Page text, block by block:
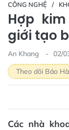
CÔNG NGHỆ
Hợp
giới tạo
An Khang
02/
Theo dõi Báo
Các nhà